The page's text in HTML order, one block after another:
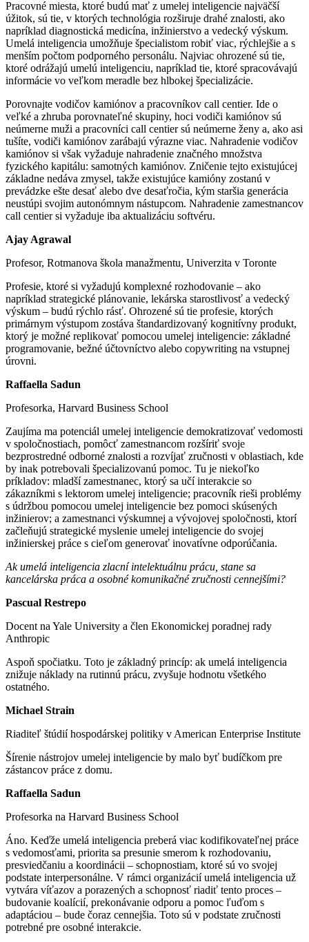
Pracovné miesta, ktoré budú mať z umelej inteligencie najväčší
úžitok, sú tie, v ktorých technológia rozširuje drahé znalosti, ako
napríklad diagnostická medicína, inžinierstvo a vedecký výskum.
Umelá inteligencia umožňuje špecialistom robiť viac, rýchlejšie a s
menším počtom podporného personálu. Najviac ohrozené sú tie,
ktoré odrážajú umelú inteligenciu, napríklad tie, ktoré spracovávajú
informácie vo veľkom meradle bez hlbokej špecializácie.
Porovnajte vodičov kamiónov a pracovníkov call centier. Ide o
veľké a zhruba porovnateľné skupiny, hoci vodiči kamiónov sú
neúmerne muži a pracovníci call centier sú neúmerne ženy a, ako asi
tušíte, vodiči kamiónov zarábajú výrazne viac. Nahradenie vodičov
kamiónov si však vyžaduje nahradenie značného množstva
fyzického kapitálu: samotných kamiónov. Zničenie tejto existujúcej
základne nedáva zmysel, takže existujúce kamióny zostanú v
prevádzke ešte desať alebo dve desaťročia, kým staršia generácia
neustúpi svojim autonómnym nástupcom. Nahradenie zamestnancov
call centier si vyžaduje iba aktualizáciu softvéru.
Ajay Agrawal
Profesor, Rotmanova škola manažmentu, Univerzita v Toronte
Profesie, ktoré si vyžadujú komplexné rozhodovanie – ako
napríklad strategické plánovanie, lekárska starostlivosť a vedecký
výskum – budú rýchlo rásť. Ohrozené sú tie profesie, ktorých
primárnym výstupom zostáva štandardizovaný kognitívny produkt,
ktorý je možné replikovať pomocou umelej inteligencie: základné
programovanie, bežné účtovníctvo alebo copywriting na vstupnej
úrovni.
Raffaella Sadun
Profesorka, Harvard Business School
Zaujíma ma potenciál umelej inteligencie demokratizovať vedomosti
v spoločnostiach, pomôcť zamestnancom rozšíriť svoje
bezprostredné odborné znalosti a rozvíjať zručnosti v oblastiach, kde
by inak potrebovali špecializovanú pomoc. Tu je niekoľko
príkladov: mladší zamestnanec, ktorý sa učí interakcie so
zákazníkmi s lektorom umelej inteligencie; pracovník rieši problémy
s údržbou pomocou umelej inteligencie bez pomoci skúsených
inžinierov; a zamestnanci výskumnej a vývojovej spoločnosti, ktorí
začleňujú strategické myslenie umelej inteligencie do svojej
inžinierskej práce s cieľom generovať inovatívne odporúčania.
Ak umelá inteligencia zlacní intelektuálnu prácu, stane sa
kancelárska práca a osobné komunikačné zručnosti cennejšími?
Pascual Restrepo
Docent na Yale University a člen Ekonomickej poradnej rady
Anthropic
Aspoň spočiatku. Toto je základný princíp: ak umelá inteligencia
znižuje náklady na rutinnú prácu, zvyšuje hodnotu všetkého
ostatného.
Michael Strain
Riaditeľ štúdií hospodárskej politiky v American Enterprise Institute
Šírenie nástrojov umelej inteligencie by malo byť budíčkom pre
zástancov práce z domu.
Raffaella Sadun
Profesorka na Harvard Business School
Áno. Keďže umelá inteligencia preberá viac kodifikovateľnej práce
s vedomosťami, priorita sa presunie smerom k rozhodovaniu,
presviedčaniu a koordinácii – schopnostiam, ktoré sú vo svojej
podstate interpersonálne. V rámci organizácií umelá inteligencia už
vytvára víťazov a porazených a schopnosť riadiť tento proces –
budovanie koalícií, prekonávanie odporu a pomoc ľuďom s
adaptáciou – bude čoraz cennejšia. Toto sú v podstate zručnosti
potrebné pre osobné interakcie.